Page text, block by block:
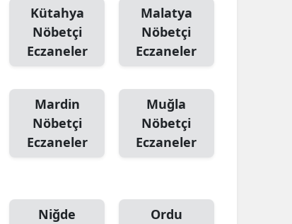
Kütahya
Nöbetçi
Eczaneler
Malatya
Nöbetçi
Eczaneler
Mardin
Nöbetçi
Eczaneler
Muğla
Nöbetçi
Eczaneler
Niğde
Ordu